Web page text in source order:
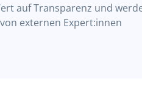
auf Transparenz und
externen Expert:innen